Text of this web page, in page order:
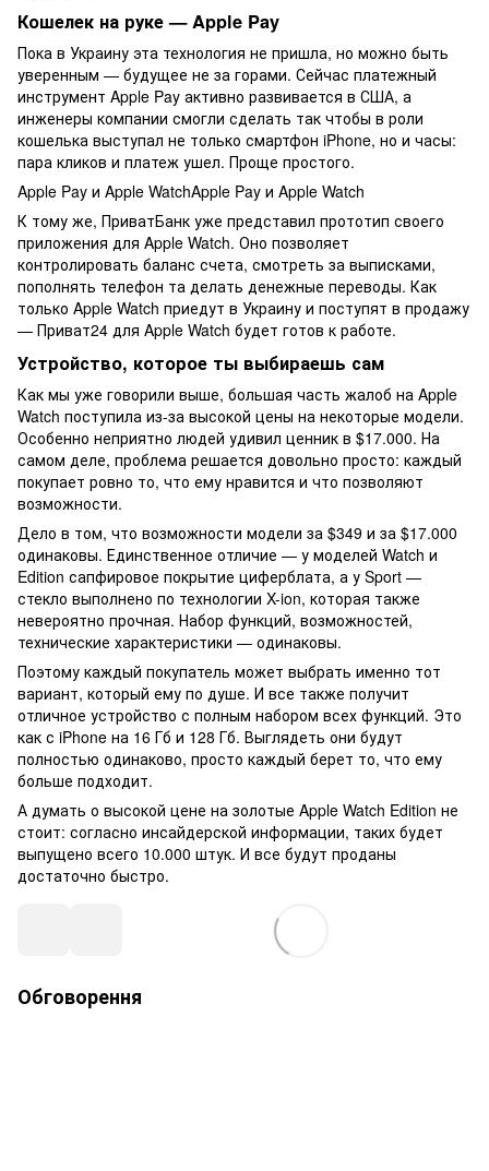
Кошелек на руке — Apple Pay
Пока в Украину эта технология не пришла, но можно быть
уверенным — будущее не за горами. Сейчас платежный
инструмент Apple Pay активно развивается в США, а
инженеры компании смогли сделать так чтобы в роли
кошелька выступал не только смартфон iPhone, но и часы:
пара кликов и платеж ушел. Проще простого.
Apple Pay и Apple WatchApple Pay и Apple Watch
К тому же, ПриватБанк уже представил прототип своего
приложения для Apple Watch. Оно позволяет
контролировать баланс счета, смотреть за выписками,
пополнять телефон та делать денежные переводы. Как
только Apple Watch приедут в Украину и поступят в продажу
— Приват24 для Apple Watch будет готов к работе.
Устройство, которое ты выбираешь сам
Как мы уже говорили выше, большая часть жалоб на Apple
Watch поступила из-за высокой цены на некоторые модели.
Особенно неприятно людей удивил ценник в $17.000. На
самом деле, проблема решается довольно просто: каждый
покупает ровно то, что ему нравится и что позволяют
возможности.
Дело в том, что возможности модели за $349 и за $17.000
одинаковы. Единственное отличие — у моделей Watch и
Edition сапфировое покрытие циферблата, а у Sport —
стекло выполнено по технологии X-ion, которая также
невероятно прочная. Набор функций, возможностей,
технические характеристики — одинаковы.
Поэтому каждый покупатель может выбрать именно тот
вариант, который ему по душе. И все также получит
отличное устройство с полным набором всех функций. Это
как с iPhone на 16 Гб и 128 Гб. Выглядеть они будут
полностью одинаково, просто каждый берет то, что ему
больше подходит.
А думать о высокой цене на золотые Apple Watch Edition не
стоит: согласно инсайдерской информации, таких будет
выпущено всего 10.000 штук. И все будут проданы
достаточно быстро.
Обговорення